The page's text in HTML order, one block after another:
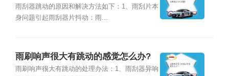
雨刮器跳动的原因和解决方法如下：1、雨刮片本
身问题引起雨刮器片抖动：雨...
雨刷响声很大有跳动的感觉怎么办?
雨刷响声很大有跳动的处理办法：1、雨刮器异响